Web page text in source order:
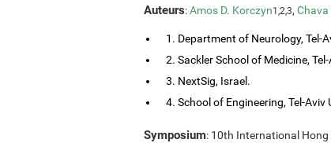
Auteurs:Amos D. Korczyn1,2,3, Chava
1. Department of Neurology, Tel-
2. Sackler School of Medicine,
3. NextSig, Israel.
4. School of Engineering, Tel-Aviv
Symposium: 10th International